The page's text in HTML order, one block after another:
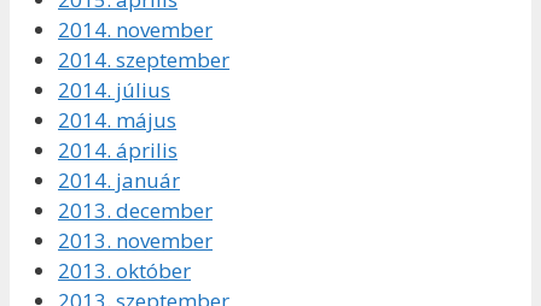
2014. november
2014. szeptember
2014. július
2014. május
2014. április
2014. január
2013. december
2013. november
2013. október